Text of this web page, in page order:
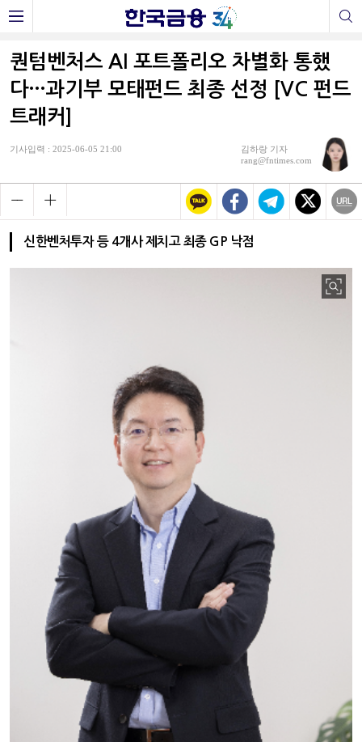
퀀텀벤처스 AI 포트폴리오 차별화 통했
다…과기부 모태펀드 최종 선정 [VC 펀드
트래커]
기사입력 : 2025-06-05 21:00
김하랑 기자
rang@fntimes.com
신한벤처투자 등 4개사 제치고 최종 GP 낙점